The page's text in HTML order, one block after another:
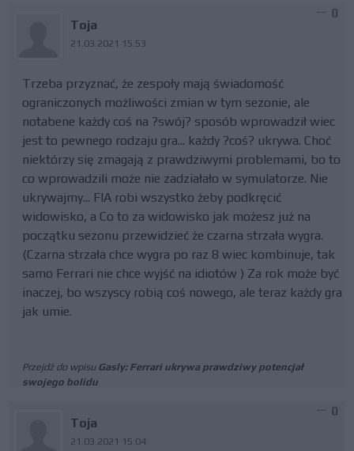
Toja
21.03.2021 15:53
0
Trzeba przyznać, że zespoły mają świadomość
ograniczonych możliwości zmian w tym sezonie, ale
notabene każdy coś na ?swój? sposób wprowadził wiec
jest to pewnego rodzaju gra... każdy ?coś? ukrywa. Choć
niektórzy się zmagają z prawdziwymi problemami, bo to
co wprowadzili może nie zadziałało w symulatorze. Nie
ukrywajmy... FIA robi wszystko żeby podkręcić
widowisko, a Co to za widowisko jak możesz już na
początku sezonu przewidzieć że czarna strzała wygra.
(Czarna strzała chce wygra po raz 8 wiec kombinuje, tak
samo Ferrari nie chce wyjść na idiotów ) Za rok może być
inaczej, bo wszyscy robią coś nowego, ale teraz każdy gra
jak umie.
Przejdź do wpisu Gasly: Ferrari ukrywa prawdziwy potencjał
swojego bolidu
Toja
21.03.2021 15:04
0